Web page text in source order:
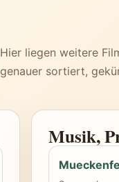
Hier liegen weitere
genauer sortiert,
Musik,